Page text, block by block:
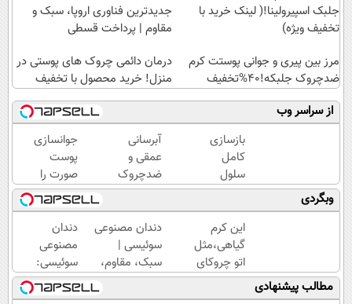
جلبک اسپیرولینا!( لینک خرید با
تخفیف ویژه)
جدیدترین فناوری اروپا، سبک و
مقاوم | پرداخت قسطی
مرز بین پیری و جوانی پوستت کرم
ضدچروک جلبکه!40%تخفیف
درمان دائمی چروک های پوستی در
منزل! خرید محصول با تخفیف
از سراسر وب
بازسازی
کامل
سلول
های
مرده
پوست،
با کرم
جوانساز
جلبک(50%
تخفیف)
آبرسانی
عمقی و
ضدچروک
قوی
گیاهی
بدون
عوارض!!
(تخفیف
تا امشب)
جوانسازی
پوست
صورت را
با کرم
ضدچروک
آلمانی
تجربه
کنید!
وبگردی
این کرم
گیاهی،مثل
اتو چروکای
پوستتوصاف
میکنه!50%تخفیف
دندان مصنوعی
سوئیسی |
سبک، مقاوم،
طبیعی! ویزیت
رایگان+پرداخت
دندان
مصنوعی
سوئیسی:
جدیدترین
فناوری
مطالب پیشنهادی